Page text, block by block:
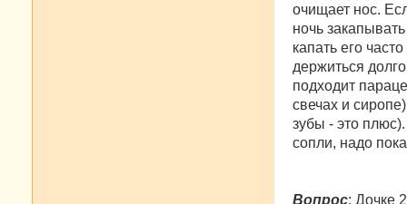
очищает нос.
ночь
капать его
держиться
подходит
свечах и
зубы - это
сопли, надо
Вопрос: Дочке